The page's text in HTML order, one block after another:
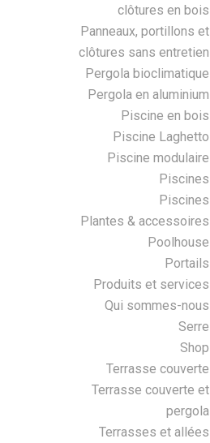
clôtures en bois
Panneaux, portillons et
clôtures sans entretien
Pergola bioclimatique
Pergola en aluminium
Piscine en bois
Piscine Laghetto
Piscine modulaire
Piscines
Piscines
Plantes & accessoires
Poolhouse
Portails
Produits et services
Qui sommes-nous
Serre
Shop
Terrasse couverte
Terrasse couverte et
pergola
Terrasses et allées